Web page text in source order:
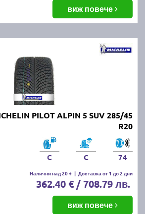
виж повече
PILOT ALPIN 5 SUV 285/45
R20
C C 74
Налични над 20 + | Доставка от 1 до 2 дни
362.40 € / 708.79 лв.
виж повече